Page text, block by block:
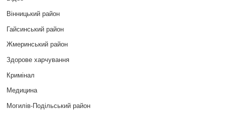
Вінницький район
Гайсинський район
Жмеринський район
Здорове харчування
Кримінал
Медицина
Могилів-Подільський район